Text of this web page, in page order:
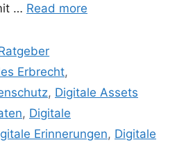
… Read more
Erbrecht,
, Digitale Assets
, Digitale
Erinnerungen, Digitale